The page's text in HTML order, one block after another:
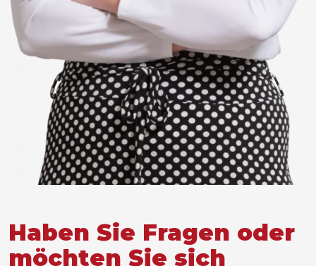
Haben Sie Fragen oder
möchten Sie sich